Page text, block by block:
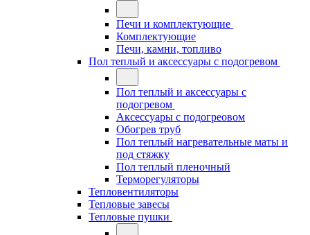
Печи и комплектующие
Комплектующие
Печи, камни, топливо
Пол теплый и аксессуары с подогревом
Пол теплый и аксессуары с
подогревом
Аксессуары с подогреовом
Обогрев труб
Пол теплый нагревательные маты и
под стяжку
Пол теплый пленочный
Терморегуляторы
Тепловентиляторы
Тепловые завесы
Тепловые пушки